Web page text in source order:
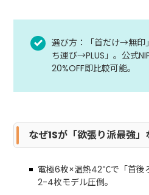
選び方：「首だけ→無印
ち運び→PLUS」。公式
20%OFF即比較可能。
なぜ1Sが「欲張り派最強」
電極6枚×温熱42℃で「首後
2-4枚モデル圧倒。